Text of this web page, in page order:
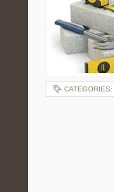
CATEGORIES: